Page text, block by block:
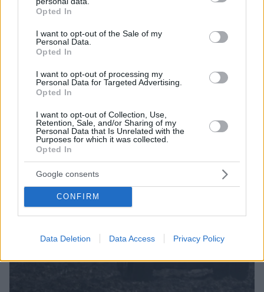
grant or deny consent to Google and its third-party tags to
use your data for below specified purposes in below Google
consent section.
Opted In
I want to opt-out of the Sale of my
Personal Data.
Opted In
I want to opt-out of processing my
Personal Data for Targeted Advertising.
Opted In
I want to opt-out of Collection, Use,
Retention, Sale, and/or Sharing of my
Personal Data that Is Unrelated with the
Purposes for which it was collected.
Opted In
Google consents
CONFIRM
Data Deletion Data Access Privacy Policy
Ξεκίνησε η επιστράτευση εφέδρων ηλικίας 18-60 ετών στην
Ουκρανία
23.02.2022, 10:20